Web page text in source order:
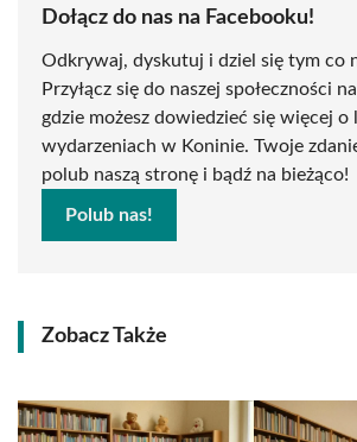
Dołącz do nas na Facebooku!
Odkrywaj, dyskutuj i dziel się tym co
Przyłącz się do naszej społeczności
gdzie możesz dowiedzieć się więcej o
wydarzeniach w Koninie. Twoje
polub naszą stronę i bądź na bieżąco!
Polub nas!
Zobacz Także